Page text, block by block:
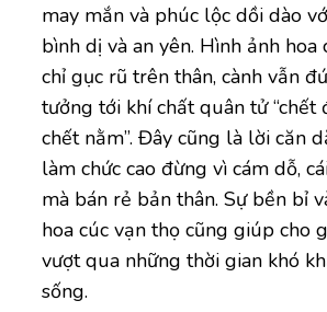
may mắn và phúc lộc dồi dào
bình dị và an yên. Hình ảnh hoa
chỉ gục rũ trên thân, cành vẫn
tưởng tới khí chất quân tử “chết
chết nằm”. Đây cũng là lời căn
làm chức cao đừng vì cám dỗ,
mà bán rẻ bản thân. Sự bền bỉ
hoa cúc vạn thọ cũng giúp cho
vượt qua những thời gian khó
sống.